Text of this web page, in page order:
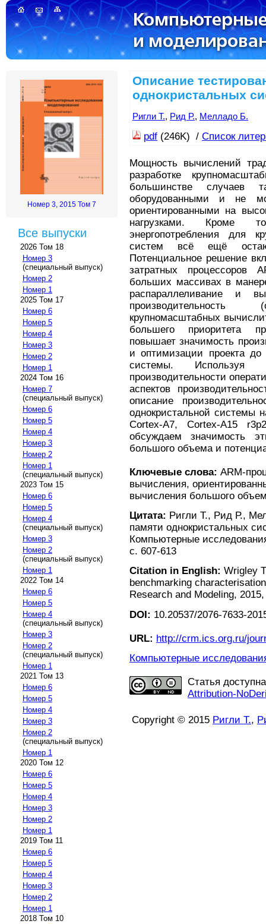
Номер 3, 2015 Том 7
Все выпуски
2026 Том 18
Номер 3
(специальный выпуск)
Номер 2
Номер 1
2025 Том 17
Номер 6
Номер 5
Номер 4
Номер 3
Номер 2
Номер 1
2024 Том 16
Номер 7
(специальный выпуск)
Номер 6
Номер 5
Номер 4
Номер 3
Номер 2
Номер 1
(специальный выпуск)
2023 Том 15
Номер 6
Номер 5
Номер 4
(специальный выпуск)
Номер 3
Номер 2
(специальный выпуск)
Номер 1
2022 Том 14
Номер 6
Номер 5
Номер 4
(специальный выпуск)
Номер 3
Номер 2
(специальный выпуск)
Номер 1
2021 Том 13
Номер 6
Номер 5
Номер 4
Номер 3
Номер 2
(специальный выпуск)
Номер 1
2020 Том 12
Номер 6
Номер 5
Номер 4
Номер 3
Номер 2
Номер 1
2019 Том 11
Номер 6
Номер 5
Номер 4
Номер 3
Номер 2
Номер 1
2018 Том 10
Описание
однокристальных
Ригли Т., Рид Р., Мелладо Б.
pdf (246K) / Список
Мощность вычислений
разработке
большинстве случаев
оборудованными и не
ориентированными на
нагрузками. Кроме
энергопотребления для
систем всё ещё
Потенциальное решение
затратных
больших массивах в
распараллеливание и
производительность
крупномасштабных
большего приоритета
повышает значимость
и оптимизации проекта до
системы. Используя
производительности
аспектов
описание
однокристальной системы
Cortex-A7, Cortex-A15
обсуждаем значимость
большого объема и
Ключевые слова: ARM-
вычисления,
вычисления большого
Цитата: Ригли Т., Рид Р.,
памяти однокристальных
Компьютерные
с. 607-613
Citation in English: Wrigley
benchmarking
Research and Modeling,
DOI: 10.20537/2076-7633-
URL: http://crm.ics.org.ru/
Компьютерные
Статья
Attribution-
Copyright © 2015 Ригли Т.,